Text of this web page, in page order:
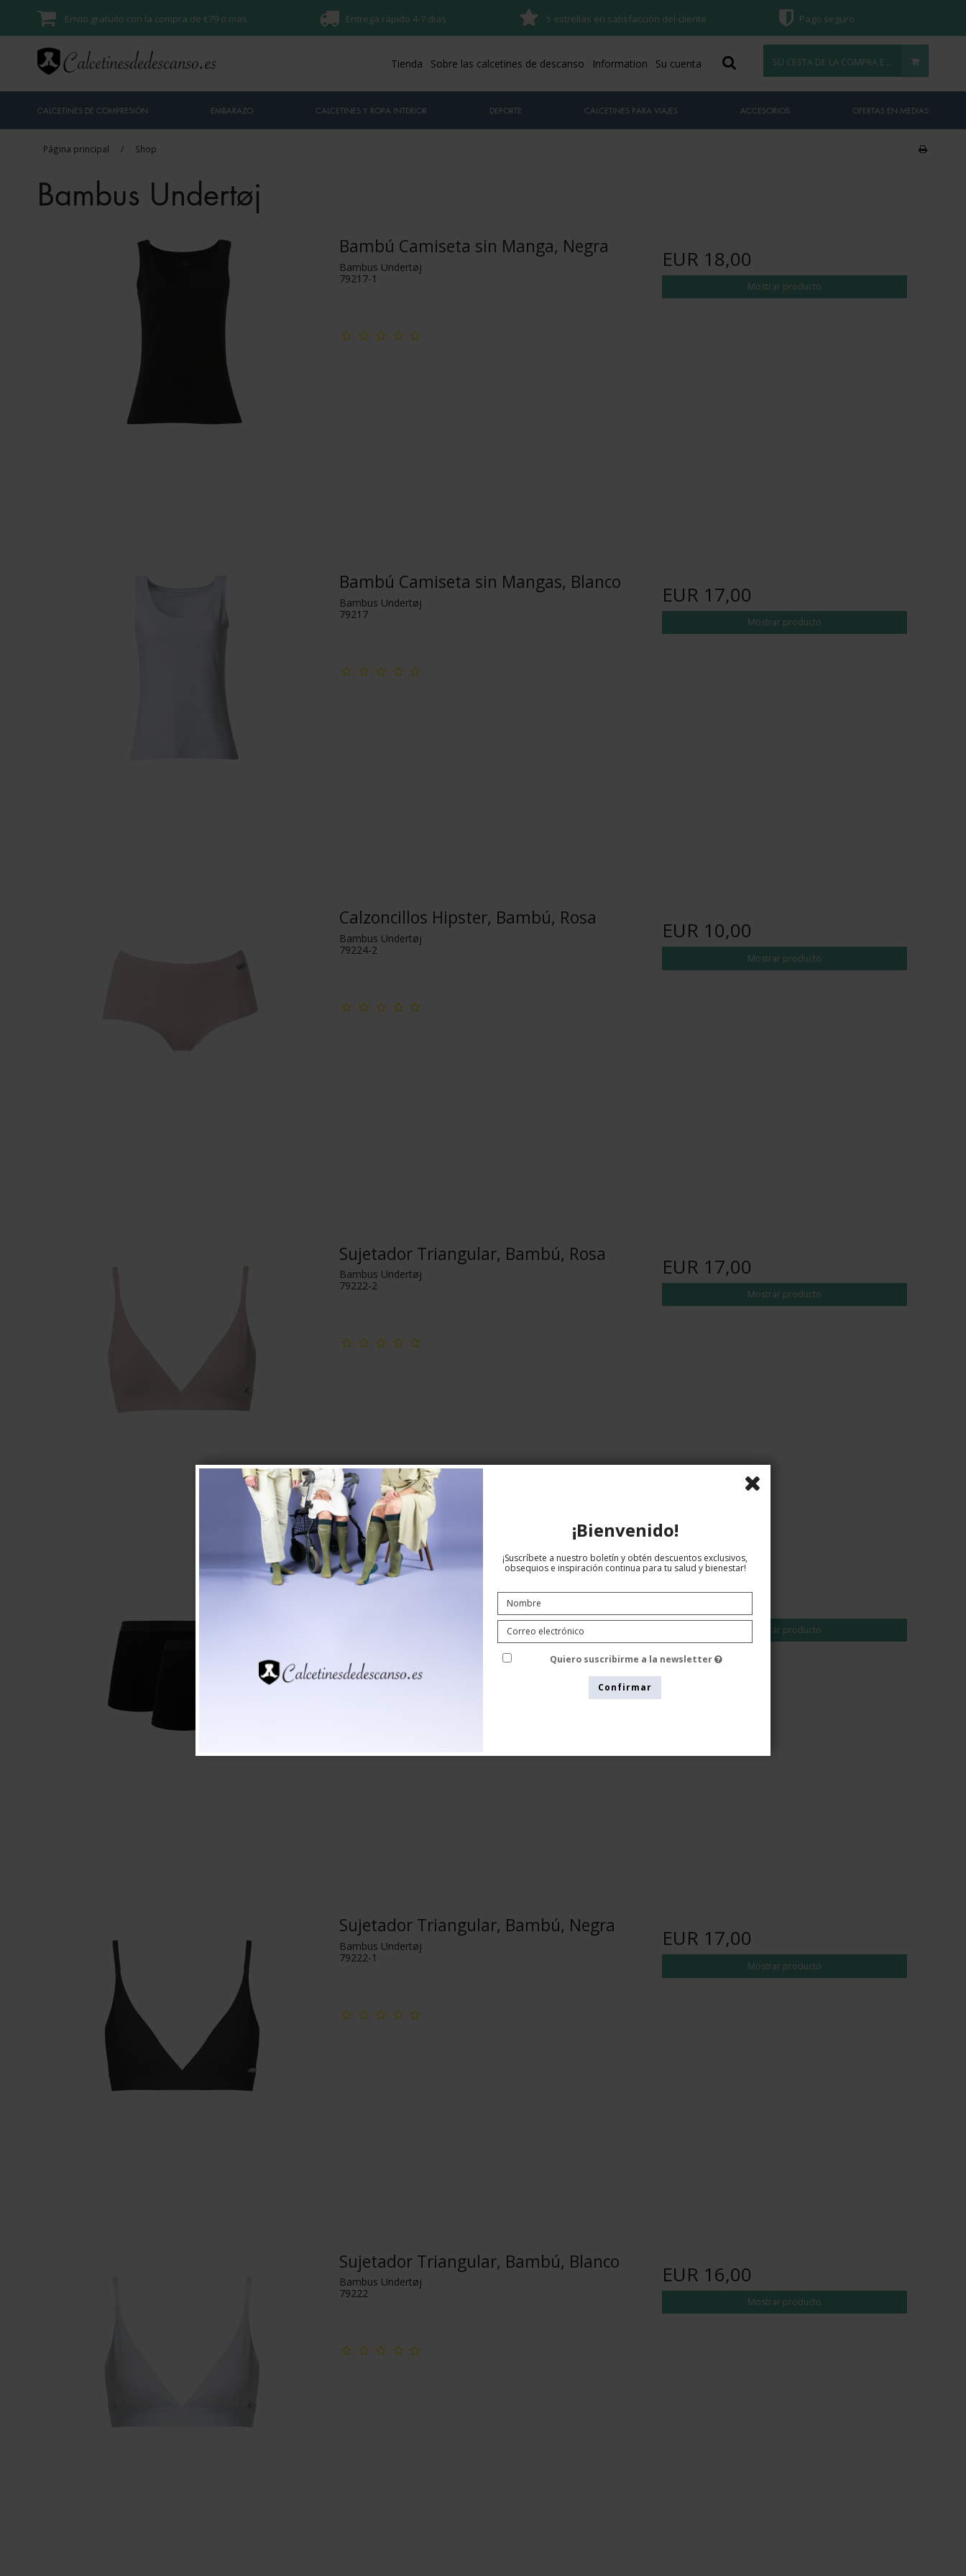
Envio gratuito con la compra de €79 o mas Entrega rápido 4-7 dias 5 estrellas en satisfacción del cliente Pago seguro
SU CESTA DE LA COMPRA ESTÁ VACÍA
Tienda Sobre las calcetines de descanso Information Su cuenta
CALCETINES DE COMPRESIÓN EMBARAZO CALCETINES Y ROPA INTERIOR DEPORTE CALCETINES PARA VIAJES ACCESORIOS OFERTAS EN MEDIAS
Página principal / Shop
Bambus Undertøj
Bambú Camiseta sin Manga, Negra
Bambus Undertøj
79217-1
EUR 18,00
Mostrar producto
Bambú Camiseta sin Mangas, Blanco
Bambus Undertøj
79217
EUR 17,00
Mostrar producto
Calzoncillos Hipster, Bambú, Rosa
Bambus Undertøj
79224-2
EUR 10,00
Mostrar producto
Sujetador Triangular, Bambú, Rosa
Bambus Undertøj
79222-2
EUR 17,00
Mostrar producto
Pack de 2 Calzoncillos Bóxer Para
Hombre, Bambú, Negro/Negro
Mostrar producto
Sujetador Triangular, Bambú, Negra
Bambus Undertøj
79222-1
EUR 17,00
Mostrar producto
Sujetador Triangular, Bambú, Blanco
Bambus Undertøj
79222
EUR 16,00
Mostrar producto
¡Bienvenido!
¡Suscríbete a nuestro boletín y obtén descuentos exclusivos,
obsequios e inspiración continua para tu salud y bienestar!
Quiero suscribirme a la newsletter
Confirmar